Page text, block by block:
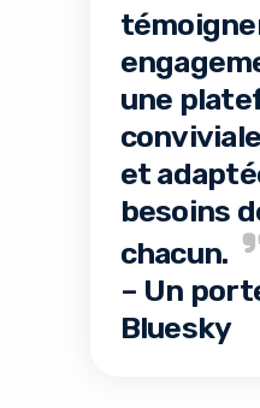
une
et
besoins
chacun.
– Un
Bluesky